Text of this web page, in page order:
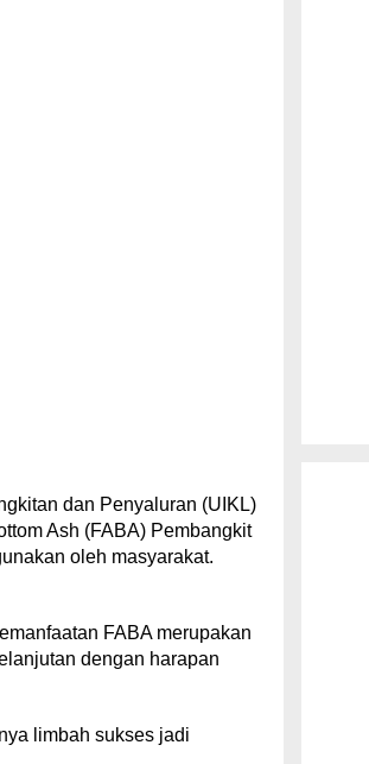
dan Penyaluran (UIKL)
Ash (FABA) Pembangkit
oleh masyarakat.
FABA merupakan
dengan harapan
limbah sukses jadi